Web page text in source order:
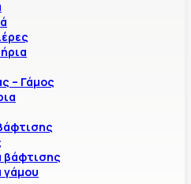
– Γάμος
βάφτισης
γάμου